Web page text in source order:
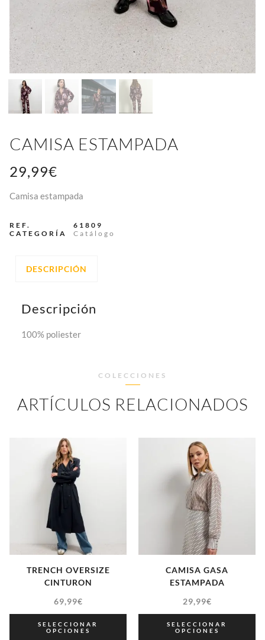
CAMISA ESTAMPADA
29,99€
Camisa estampada
REF.
61809
CATEGORÍA
Catálogo
DESCRIPCIÓN
Descripción
100% poliester
COLECCIONES
ARTÍCULOS RELACIONADOS
TRENCH OVERSIZE
CINTURON
69,99€
SELECCIONAR
OPCIONES
CAMISA GASA
ESTAMPADA
29,99€
SELECCIONAR
OPCIONES